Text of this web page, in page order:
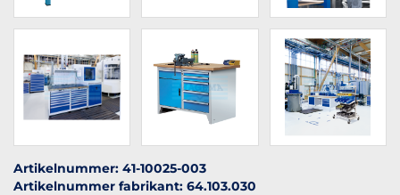
Artikelnummer: 41-10025-003
Artikelnummer fabrikant: 64.103.030